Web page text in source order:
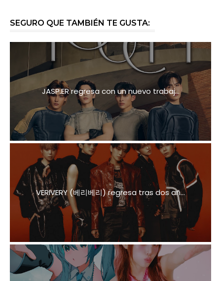
SEGURO QUE TAMBIÉN TE GUSTA:
JASP.ER regresa con un nuevo trabaj...
VERIVERY (베리베리) regresa tras dos añ...